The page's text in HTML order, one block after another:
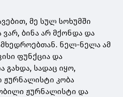
მე სულ სოხუმში
ვარ, ბინა არ მქონდა და
ნელ-ნელა ამ
ფუნქცია და
გახდა, სადაც იყო,
კობა
ჟურნალისტი და